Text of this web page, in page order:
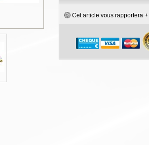
Cet article vous rapportera +